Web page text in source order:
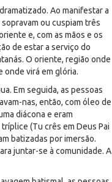
Ao manifestar a
ou cuspiam três
e, com as mãos e os
de estar a serviço do
O oriente, região onde
onde virá em glória.
Em seguida, as pessoas
nas, então, com óleo de
diácona e eram
(Tu crês em Deus Pai
batizadas por imersão.
juntar-se à comunidade. A